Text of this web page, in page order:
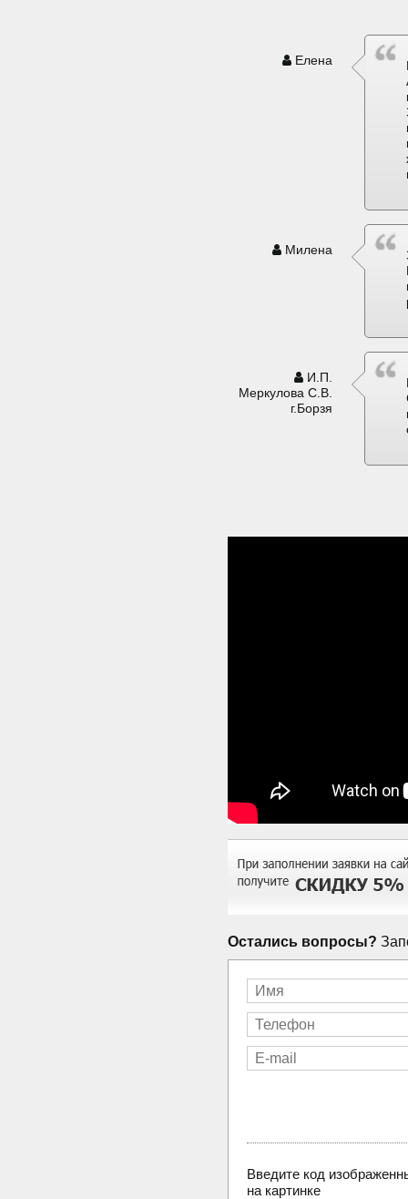
Елена
Милена
И.П.
Меркулова С.В.
г.Борзя
Остались вопросы?
Введите код
на картинке